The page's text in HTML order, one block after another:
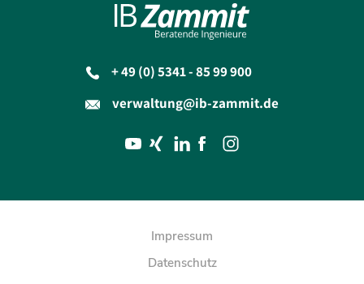
+ 49 (0) 5341 - 85 99 900
verwaltung@ib-zammit.de
Impressum
Datenschutz